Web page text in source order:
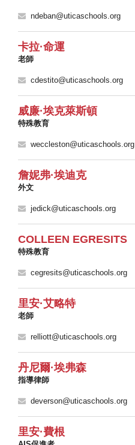
ndeban@uticaschools.org
卡拉·命運
老師
cdestito@uticaschools.org
威廉·埃克萊斯頓
特殊教育
weccleston@uticaschools.org
詹妮弗·埃迪克
外文
jedick@uticaschools.org
COLLEEN EGRESITS
特殊教育
cegresits@uticaschools.org
里安·艾略特
老師
relliott@uticaschools.org
丹尼爾·埃弗森
指導律師
deverson@uticaschools.org
里安·費根